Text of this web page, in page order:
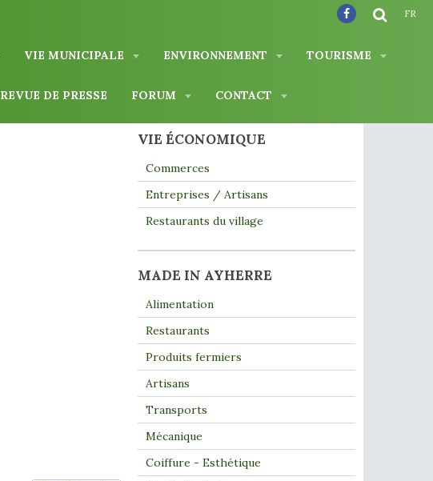
VIE MUNICIPALE ENVIRONNEMENT TOURISME
REVUE DE PRESSE FORUM CONTACT
FR
VIE ÉCONOMIQUE
Commerces
Entreprises / Artisans
Restaurants du village
MADE IN AYHERRE
Alimentation
Restaurants
Produits fermiers
Artisans
Transports
Mécanique
Coiffure - Esthétique